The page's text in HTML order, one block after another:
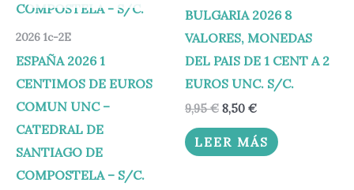
2026 1c-2E
ESPAÑA 2026 1
CENTIMOS DE EUROS
COMUN UNC –
CATEDRAL DE
SANTIAGO DE
COMPOSTELA – S/C.
BULGARIA 2026 8
VALORES, MONEDAS
DEL PAIS DE 1 CENT A 2
EUROS UNC. S/C.
9,95€ 8,50 €
LEER MÁS